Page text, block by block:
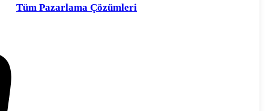
Tüm Pazarlama Çözümleri